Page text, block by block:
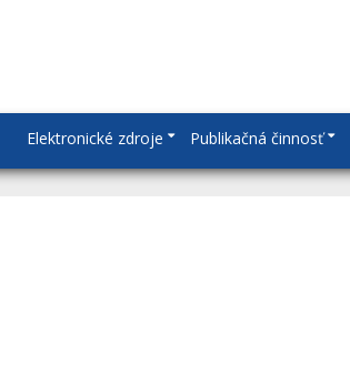
Elektronické zdroje Publikačná činnosť